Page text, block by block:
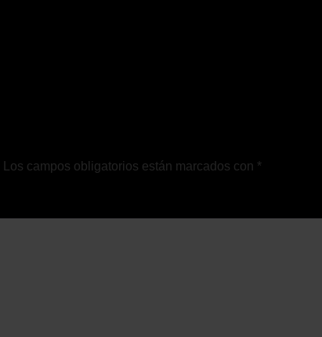
Los campos obligatorios están marcados con *